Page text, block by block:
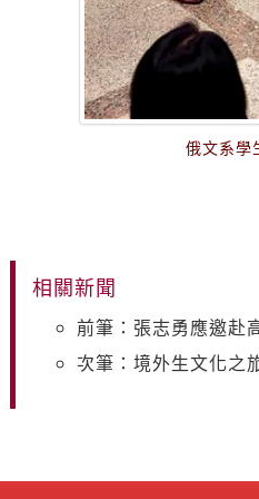
俄文系學
相關新聞
前筆：張志勇應邀赴
次筆：境外生文化之